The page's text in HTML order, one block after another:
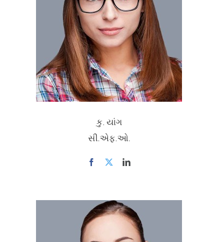
કુ. યાંગ
સી.એફ.ઓ.